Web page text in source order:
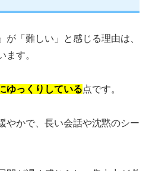
が「難しい」と感じる理由は、
ます。
ゆっくりしている点です。
やかで、長い会話や沈黙のシー